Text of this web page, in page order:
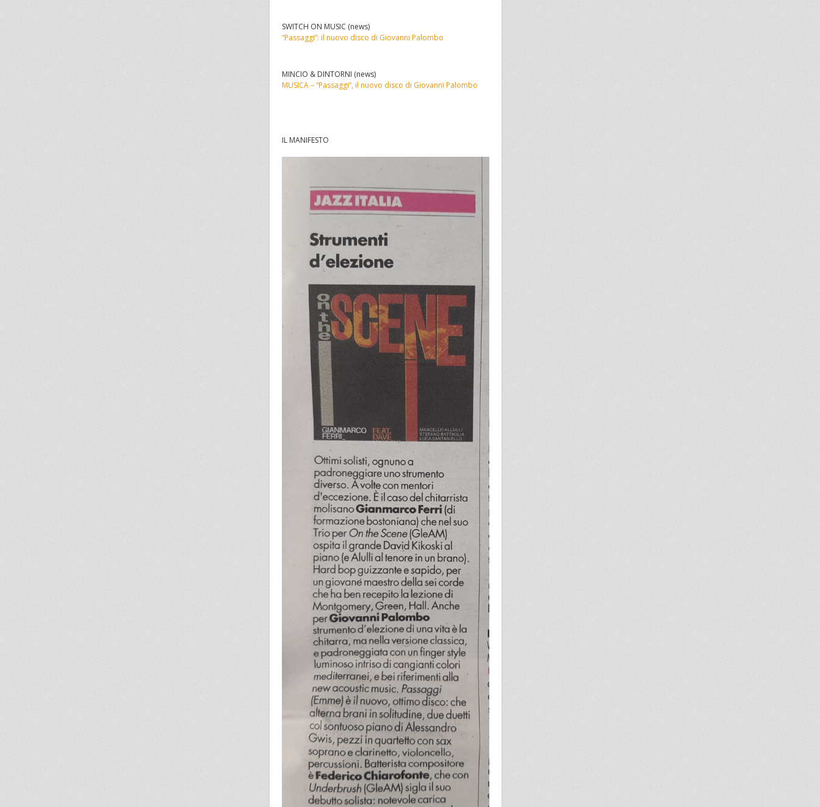
SWITCH ON MUSIC (news)
“Passaggi”: il nuovo disco di Giovanni Palombo
MINCIO & DINTORNI (news)
MUSICA – “Passaggi”, il nuovo disco di Giovanni Palombo
IL MANIFESTO